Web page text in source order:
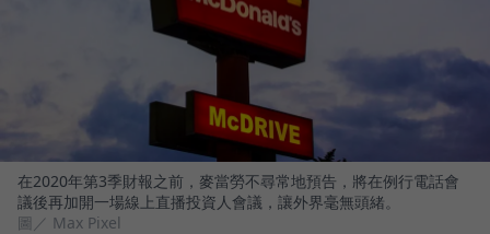
在2020年第3季財報之前，麥當勞不尋常地預告，將在例行電話會
議後再加開一場線上直播投資人會議，讓外界毫無頭緒。
圖／ Max Pixel